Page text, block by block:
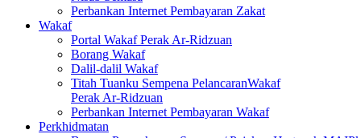
Perbankan Internet Pembayaran Zakat
Wakaf
Portal Wakaf Perak Ar-Ridzuan
Borang Wakaf
Dalil-dalil Wakaf
Titah Tuanku Sempena PelancaranWakaf
Perak Ar-Ridzuan
Perbankan Internet Pembayaran Wakaf
Perkhidmatan